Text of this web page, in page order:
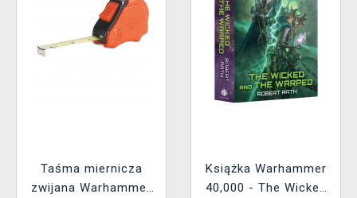
Taśma miernicza
zwijana Warhammer
Książka Warhammer
40,000 - The Wicked